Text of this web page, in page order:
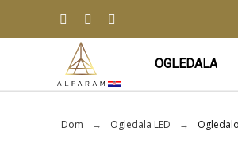
OGLEDALA
Dom Ogledala LED